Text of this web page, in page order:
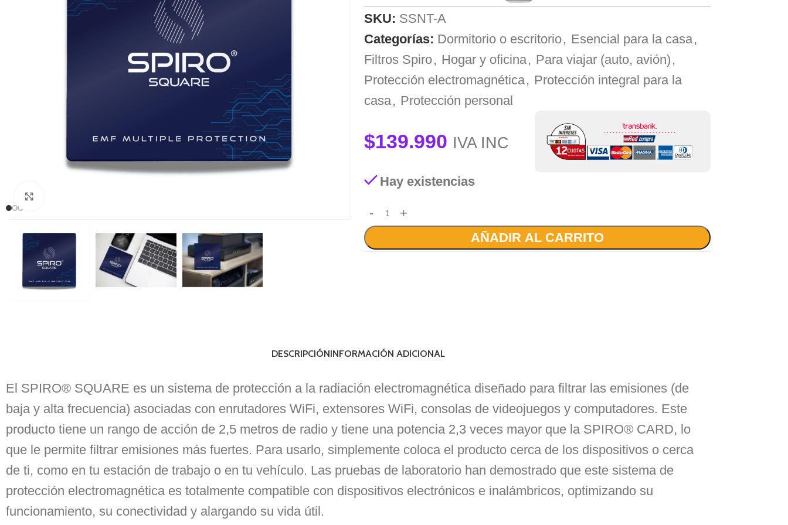
SKU: SSNT-A
Categorías: Dormitorio o escritorio, Esencial para la casa,
Filtros Spiro, Hogar y oficina, Para viajar (auto, avión) ,
Protección electromagnética, Protección integral para la
casa, Protección personal
$139.990 IVA INC
Hay existencias
AÑADIR AL CARRITO
DESCRIPCIÓNINFORMACIÓN ADICIONAL
El SPIRO® SQUARE es un sistema de protección a la radiación electromagnética diseñado para filtrar las emisiones (de
baja y alta frecuencia) asociadas con enrutadores WiFi, extensores WiFi, consolas de videojuegos y computadores. Este
producto tiene un rango de acción de 2,5 metros de radio y tiene una potencia 2,3 veces mayor que la SPIRO® CARD, lo
que le permite filtrar emisiones más fuertes. Para usarlo, simplemente coloca el producto cerca de los dispositivos o cerca
de ti, como en tu estación de trabajo o en tu vehículo. Las pruebas de laboratorio han demostrado que este sistema de
protección electromagnética es totalmente compatible con dispositivos electrónicos e inalámbricos, optimizando su
funcionamiento, su conectividad y alargando su vida útil.